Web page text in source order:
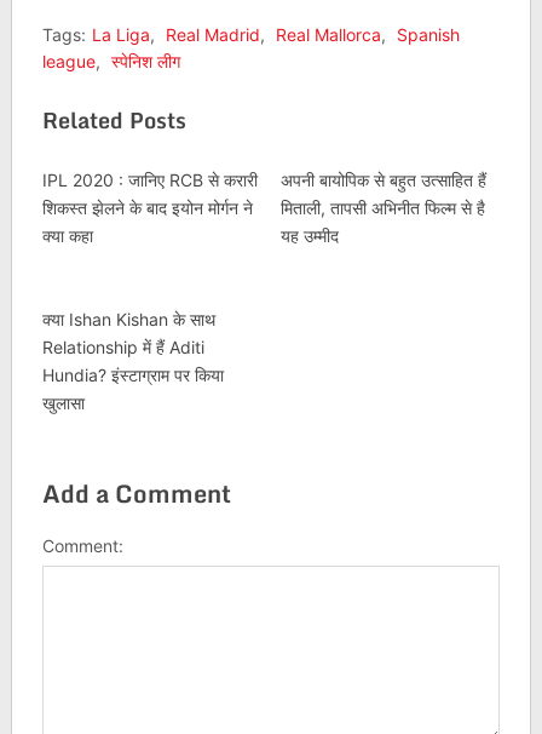
Tags: La Liga, Real Madrid, Real Mallorca,
Spanish
league, स्पेनिश लीग
Related Posts
IPL 2020 : जानिए RCB से करारी
शिकस्त झेलने के बाद इयोन मोर्गन ने
क्या कहा
अपनी बायोपिक से बहुत उत्साहित हैं
मिताली, तापसी अभिनीत फिल्म से है
यह उम्मीद
क्या Ishan Kishan के साथ
Relationship में हैं Aditi
Hundia? इंस्टाग्राम पर किया
खुलासा
Add a Comment
Comment: